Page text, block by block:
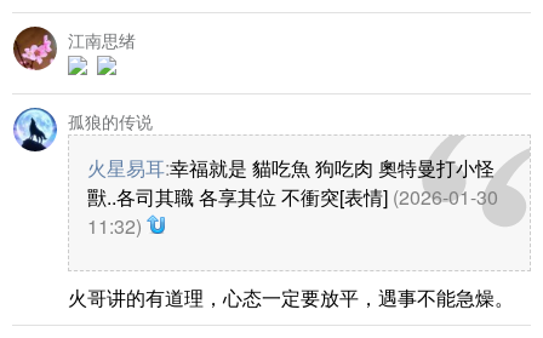
江南思绪
孤狼的传说
火星易耳:幸福就是 貓吃魚 狗吃肉 奧特曼打小怪
獸..各司其職 各享其位 不衝突[表情] (2026-01-30
11:32)
火哥讲的有道理，心态一定要放平，遇事不能急燥。